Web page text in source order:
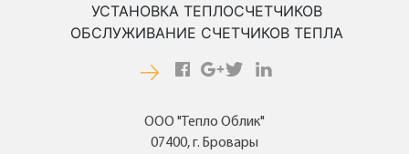
УСТАНОВКА ТЕПЛОСЧЕТЧИКОВ
ОБСЛУЖИВАНИЕ СЧЕТЧИКОВ ТЕПЛА
ООО "Тепло Облик"
07400, г. Бровары